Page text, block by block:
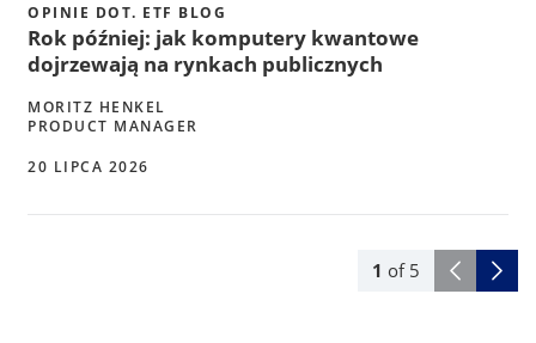
1 of 5
OPINIE DOT. ETF BLOG
Rok później: jak komputery kwantowe
dojrzewają na rynkach publicznych
MORITZ HENKEL
PRODUCT MANAGER
20 LIPCA 2026